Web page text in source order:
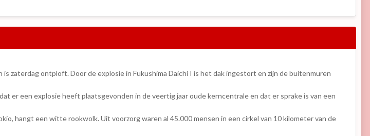
zaterdag ontploft. Door de explosie in Fukushima Daichi I is het dak ingestort en zijn de buitenmuren
er een explosie heeft plaatsgevonden in de veertig jaar oude kerncentrale en dat er sprake is van een
hangt een witte rookwolk. Uit voorzorg waren al 45.000 mensen in een cirkel van 10 kilometer van de